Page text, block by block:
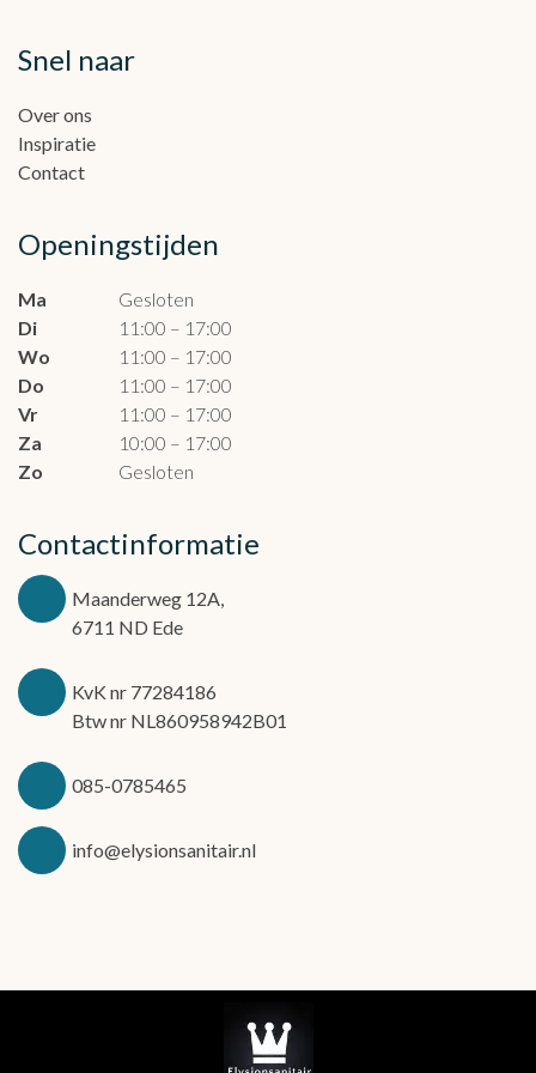
Snel naar
Over ons
Inspiratie
Contact
Openingstijden
Ma
Gesloten
Di
11:00 – 17:00
Wo
11:00 – 17:00
Do
11:00 – 17:00
Vr
11:00 – 17:00
Za
10:00 – 17:00
Zo
Gesloten
Contactinformatie
Maanderweg 12A,
6711 ND Ede
085-0785465
KvK nr 77284186
Btw nr NL860958942B01
info@elysionsanitair.nl